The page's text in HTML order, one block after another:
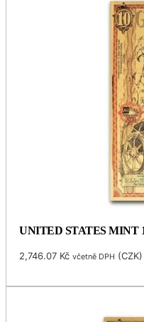
UNITED STATES MINT
2,746.07 Kč včetně DPH (CZK)